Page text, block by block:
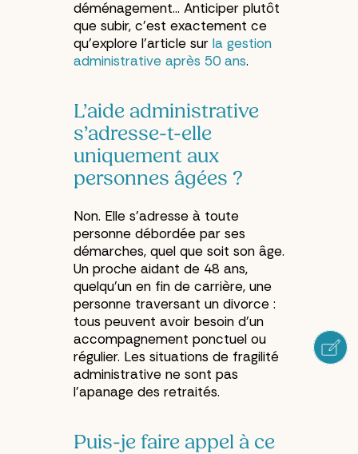
déménagement… Anticiper plutôt
que subir, c’est exactement ce
qu’explore l’article sur la gestion
administrative après 50 ans.
L’aide administrative
s’adresse-t-elle
uniquement aux
personnes âgées ?
Non. Elle s’adresse à toute
personne débordée par ses
démarches, quel que soit son âge.
Un proche aidant de 48 ans,
quelqu’un en fin de carrière, une
personne traversant un divorce :
tous peuvent avoir besoin d’un
accompagnement ponctuel ou
régulier. Les situations de fragilité
administrative ne sont pas
l’apanage des retraités.
Puis-je faire appel à ce